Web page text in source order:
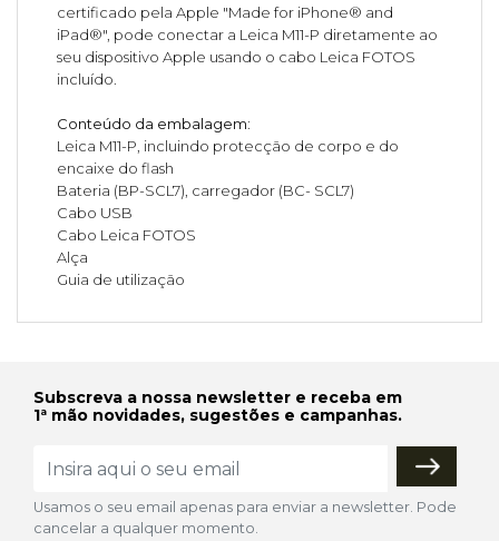
certificado pela Apple "Made for iPhone® and
iPad®", pode conectar a Leica M11-P diretamente ao
seu dispositivo Apple usando o cabo Leica FOTOS
incluído.
Conteúdo da embalagem:
Leica M11-P, incluindo protecção de corpo e do
encaixe do flash
Bateria (BP-SCL7), carregador (BC- SCL7)
Cabo USB
Cabo Leica FOTOS
Alça
Guia de utilização
Subscreva a nossa newsletter e receba em
1ª mão novidades, sugestões e campanhas.
Usamos o seu email apenas para enviar a newsletter. Pode
cancelar a qualquer momento.